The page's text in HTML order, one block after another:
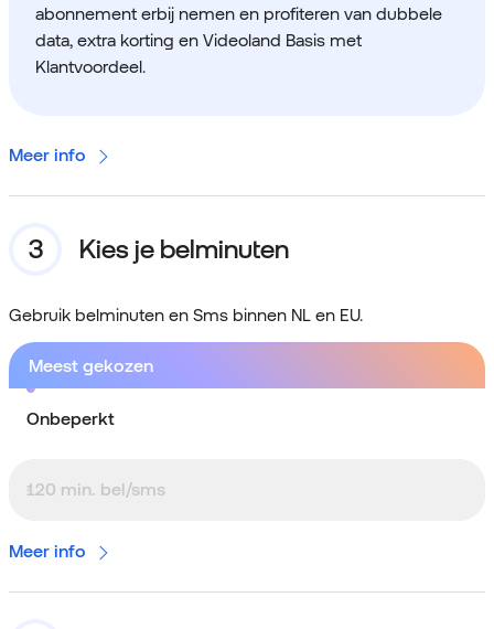
abonnement erbij nemen en profiteren van dubbele
data, extra korting en Videoland Basis met
Klantvoordeel.
Meer info
Kies je belminuten
Gebruik belminuten en Sms binnen NL en EU.
Meest gekozen
Onbeperkt
120 min. bel/sms
Meer info